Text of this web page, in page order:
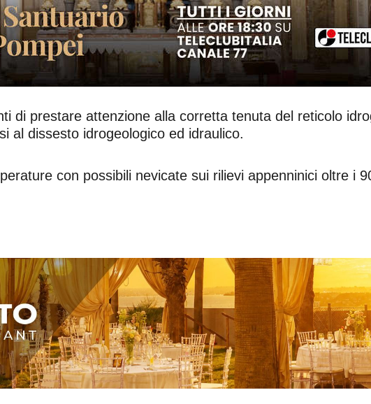
di prestare attenzione alla corretta tenuta del reticolo
al dissesto idrogeologico ed idraulico.
con possibili nevicate sui rilievi appenninici oltre i